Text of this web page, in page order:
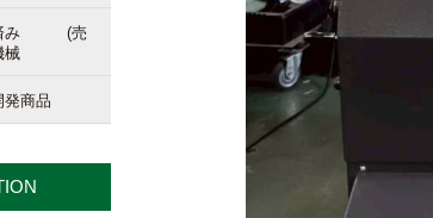
済み (売
機械
発商品